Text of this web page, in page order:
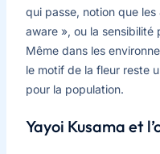
qui passe, notion que
aware », ou la sensibilité
Même dans les
le motif de la fleur reste
pour la population.
Yayoi Kusama et